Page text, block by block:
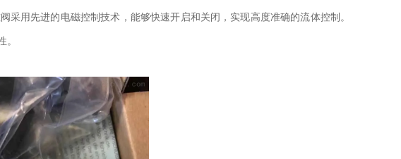
用先进的电磁控制技术，能够快速开启和关闭，实现高度准确的流体控制。